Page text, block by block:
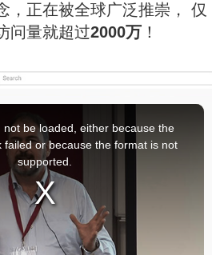
，正在被全球广泛推崇，
仅
问量就超过2000万 ！
be loaded, either because the
failed or because the format is not
supported.